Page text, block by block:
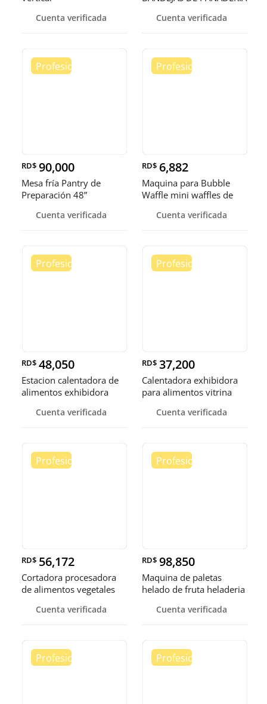
Cuenta verificada Cuenta verificada
RD$ 90,000
Mesa fría Pantry de
Preparación 48”
Cuenta verificada
RD$ 6,882
Maquina para Bubble
Waffle mini waffles de
Cuenta verificada
RD$ 48,050
Estacion calentadora de
alimentos exhibidora
Cuenta verificada
RD$ 37,200
Calentadora exhibidora
para alimentos vitrina
Cuenta verificada
RD$ 56,172
Cortadora procesadora
de alimentos vegetales
Cuenta verificada
RD$ 98,850
Maquina de paletas
helado de fruta heladeria
Cuenta verificada